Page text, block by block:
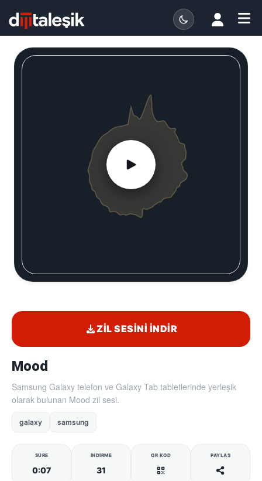
Mood
Samsung Galaxy telefon ve Galaxy Tab tabletlerinde yerleşik
olarak bulunan Mood zil sesi.
galaxy samsung
SÜRE
0:07
İNDIRME
31
QR KOD PAYLAŞ
ZIL SESINI İNDIR